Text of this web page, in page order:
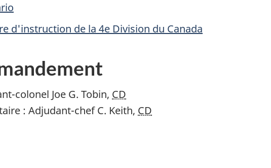
d'instruction de la 4e Division du Canada
colonel Joe G. Tobin, CD
: Adjudant-chef C. Keith, CD